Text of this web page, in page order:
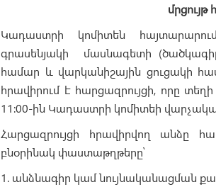
մրցույթ
Կադաստրի կոմիտեն
գրասենյակի մասնագետի
համար և վարկանիշային ցուցակի
հրավիրում է հարցազրույցի, որը
11։00-ին Կադաստրի կոմիտեի
Հարցազրույցի հրավիրվող անձը
բնօրինակ փաստաթղթերը՝
1. անձնագիր կամ նույնականացման